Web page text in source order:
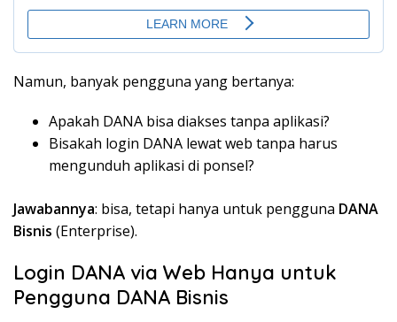
Namun, banyak pengguna yang bertanya:
Apakah DANA bisa diakses tanpa aplikasi?
Bisakah login DANA lewatweb tanpa harus
mengunduh aplikasi di ponsel?
Jawabannya: bisa, tetapi hanya untuk pengguna DANA
Bisnis (Enterprise).
Login DANA via Web Hanya untuk
Pengguna DANA Bisnis